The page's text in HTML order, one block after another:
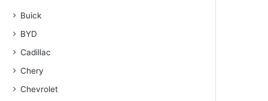
Buick
BYD
Cadillac
Chery
Chevrolet